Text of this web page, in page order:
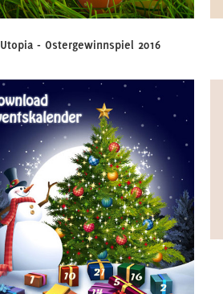
Utopia - Ostergewinnspiel 2016